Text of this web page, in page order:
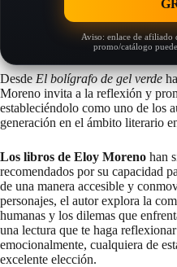
Aviso: enlace de afiliado
promo/catálogo
DesdeEl bolígrafo de gel verde
Moreno invita a la reflexión y
estableciéndolo como uno de los
generación en el ámbito literario
Los libros de Eloy Moreno han
recomendados por su capacidad
de una manera accesible y
personajes, el autor explora la
humanas y los dilemas que
una lectura que te haga
emocionalmente, cualquiera de
excelente elección.